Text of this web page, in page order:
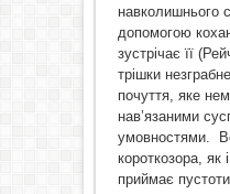
навколишнього
допомогою
зустрічає її
трішки
почуття, яке
нав’язаними
умовностями.
короткозора, як
приймає